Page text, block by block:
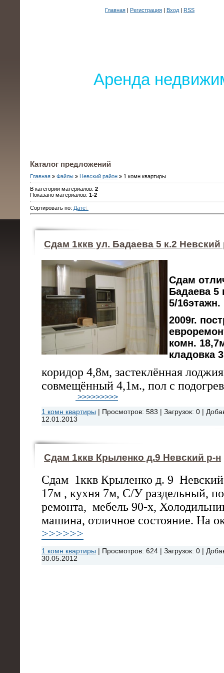
Главная | Регистрация | Вход | RSS
Аренда
Каталог предложений
Главная » Файлы » Невский район » 1 комн квартиры
В категории материалов: 2
Показано материалов: 1-2
Сортировать по: Дате
Сдам 1ккв ул. Бадаева 5 к.2
Сдам
Бадаева 5
5/
2009г.
комн.
кладовка
коридор 4,8м, застеклённая
совмещённый 4,1м., пол с
>>>>>>>>>
1 комн квартиры Просмотров: 583 Загрузок: 0
12.01.2013
Сдам 1ккв Крыленко д.9 Невский р-н
Сдам 1ккв Крыленко д. 9
17м , кухня 7м, С/У раздельный,
ремонта, мебель 90-х,
машина, отличное состояние. На
>>>>>>
1 комн квартиры Просмотров: 624 Загрузок: 0
30.05.2012